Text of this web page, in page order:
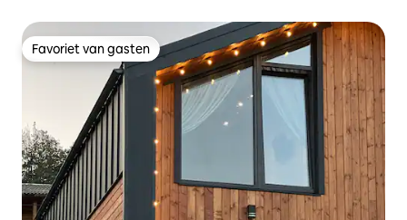
Favoriet van gasten
Favoriet van gasten